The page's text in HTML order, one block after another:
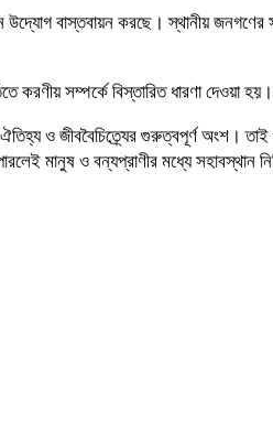
উদ্যোগ বাস্তবায়ন করছে। স্থানীয়
সম্পর্কে বিস্তারিত ধারণা দেওয়া
ও জীববৈচিত্র্যের গুরুত্বপূর্ণ অংশ।
মানুষ ও বন্যপ্রাণীর মধ্যে সহাবস্থান